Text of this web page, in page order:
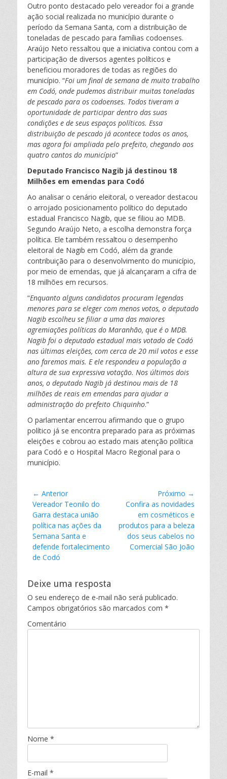
Outro ponto destacado pelo vereador foi a grande
ação social realizada no município durante o
período da Semana Santa, com a distribuição de
toneladas de pescado para famílias codoenses.
Araújo Neto ressaltou que a iniciativa contou com a
participação de diversos agentes políticos e
beneficiou moradores de todas as regiões do
município. “Foi um final de semana de muito trabalho
em Codó, onde pudemos distribuir muitas toneladas
de pescado para os codoenses. Todos tiveram a
oportunidade de participar dentro das suas
condições e de seus espaços políticos. Essa
distribuição de pescado já acontece todos os anos,
mas agora foi ampliada pelo prefeito, chegando aos
quatro cantos do município”
Deputado Francisco Nagib já destinou 18
Milhões em emendas para Codó
Ao analisar o cenário eleitoral, o vereador destacou
o arrojado posicionamento político do deputado
estadual Francisco Nagib, que se filiou ao MDB.
Segundo Araújo Neto, a escolha demonstra força
política. Ele também ressaltou o desempenho
eleitoral de Nagib em Codó, além da grande
contribuição para o desenvolvimento do município,
por meio de emendas, que já alcançaram a cifra de
18 milhões em recursos.
“Enquanto alguns candidatos procuram legendas
menores para se eleger com menos votos, o deputado
Nagib escolheu se filiar a uma das maiores
agremiações políticas do Maranhão, que é o MDB.
Nagib foi o deputado estadual mais votado de Codó
nas últimas eleições, com cerca de 20 mil votos e esse
ano faremos mais. E ele respondeu a população a
altura de sua expressiva votação. Nos últimos dois
anos, o deputado Nagib já destinou mais de 18
milhões de reais em emendas para ajudar a
administração do prefeito Chiquinho.”
O parlamentar encerrou afirmando que o grupo
político já se encontra preparado para as próximas
eleições e cobrou ao estado mais atenção política
para Codó e o Hospital Macro Regional para o
município.
Navegação
de
Post
← Anterior
Postagem
anterior:
Vereador Teonilo do
Garra destaca união
política nas ações da
Semana Santa e
defende fortalecimento
de Codó
Próximo →
Próxima
postagem:
Confira as novidades
em cosméticos e
produtos para a beleza
dos seus cabelos no
Comercial São João
Deixe uma resposta
O seu endereço de e-mail não será publicado.
Campos obrigatórios são marcados com *
Comentário
Nome *
E-mail *